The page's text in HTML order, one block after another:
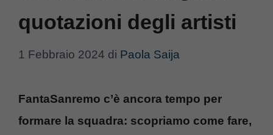
quotazioni degli artisti
1 Febbraio 2024 di Paola Saija
FantaSanremo c’è ancora tempo per
formare la squadra: scopriamo come fare,